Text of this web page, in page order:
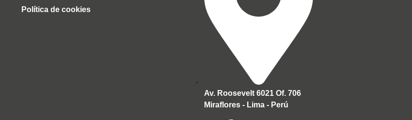
Política de cookies
Av. Roosevelt 6021 Of. 706
Miraflores - Lima - Perú